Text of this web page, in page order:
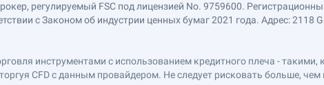
регулируемый FSC под лицензией No. 9759600.
с Законом об индустрии ценных бумаг 2021 года. Адрес: 2118
инструментами с использованием кредитного плеча -
CFD с данным провайдером. Не следует рисковать больше,